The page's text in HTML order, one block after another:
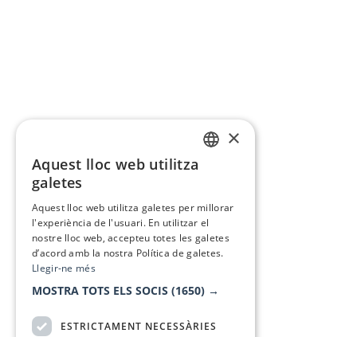
×
Aquest lloc web utilitza
galetes
Aquest lloc web utilitza galetes per millorar
l'experiència de l'usuari. En utilitzar el
nostre lloc web, accepteu totes les galetes
d’acord amb la nostra Política de galetes.
Llegir-ne més
MOSTRA TOTS ELS SOCIS (1650) →
ESTRICTAMENT NECESSÀRIES